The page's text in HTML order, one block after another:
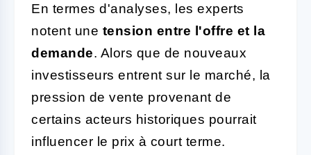
En termes d'analyses, les experts
notent une tension entre l'offre et la
demande. Alors que de nouveaux
investisseurs entrent sur le marché, la
pression de vente provenant de
certains acteurs historiques pourrait
influencer le prix à court terme.